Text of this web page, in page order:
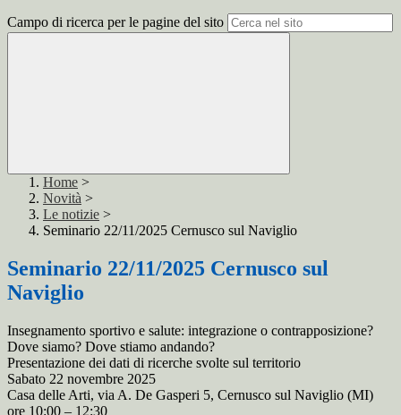
Campo di ricerca per le pagine del sito
Home >
Novità >
Le notizie >
Seminario 22/11/2025 Cernusco sul Naviglio
Seminario 22/11/2025 Cernusco sul
Naviglio
Insegnamento sportivo e salute: integrazione o contrapposizione?
Dove siamo? Dove stiamo andando?
Presentazione dei dati di ricerche svolte sul territorio
Sabato 22 novembre 2025
Casa delle Arti, via A. De Gasperi 5, Cernusco sul Naviglio (MI)
ore 10:00 – 12:30